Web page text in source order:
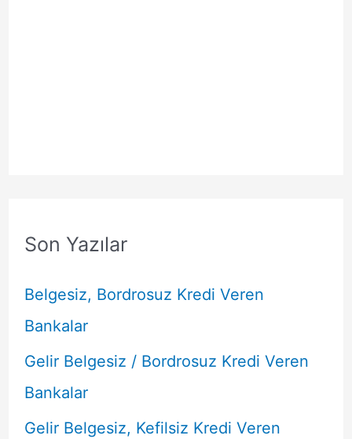
Son Yazılar
Belgesiz, Bordrosuz Kredi Veren
Bankalar
Gelir Belgesiz / Bordrosuz Kredi Veren
Bankalar
Gelir Belgesiz, Kefilsiz Kredi Veren